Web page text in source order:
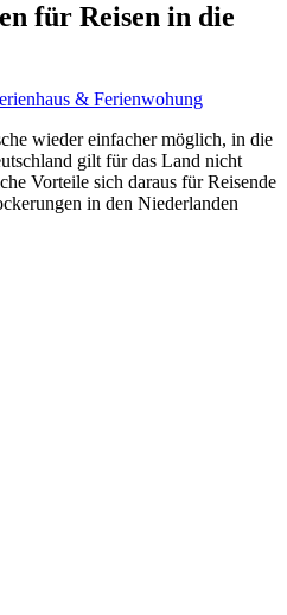
für Reisen in die
& Ferienwohung
wieder einfacher möglich, in die
gilt für das Land nicht
Vorteile sich daraus für Reisende
in den Niederlanden